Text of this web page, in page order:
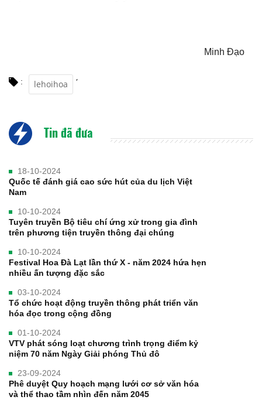
Minh Đạo
: lehoihoa
,
Tin đã đưa
18-10-2024
Quốc tế đánh giá cao sức hút của du lịch Việt
Nam
10-10-2024
Tuyên truyền Bộ tiêu chí ứng xử trong gia đình
trên phương tiện truyền thông đại chúng
10-10-2024
Festival Hoa Đà Lạt lần thứ X - năm 2024 hứa hẹn
nhiều ấn tượng đặc sắc
03-10-2024
Tổ chức hoạt động truyền thông phát triển văn
hóa đọc trong cộng đồng
01-10-2024
VTV phát sóng loạt chương trình trọng điểm kỷ
niệm 70 năm Ngày Giải phóng Thủ đô
23-09-2024
Phê duyệt Quy hoạch mạng lưới cơ sở văn hóa
và thể thao tầm nhìn đến năm 2045